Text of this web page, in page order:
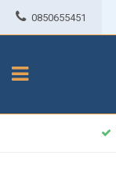
0850655451